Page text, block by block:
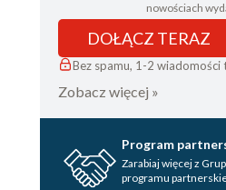
nowościach
DOŁĄCZ TERAZ
Bez spamu, 1-2
Zobacz więcej »
Program
Zarabiaj więcej z
programu